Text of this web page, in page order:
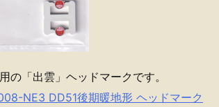
の「出雲」ヘッドマークです。
NE3 DD51後期暖地形 ヘッドマーク